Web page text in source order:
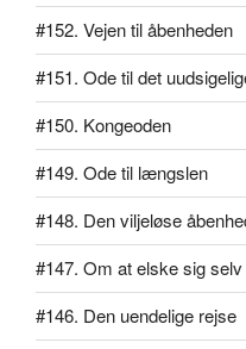
#152. Vejen til åbenheden
#151. Ode til det
#150. Kongeoden
#149. Ode til længslen
#148. Den viljeløse
#147. Om at elske sig selv
#146. Den uendelige rejse